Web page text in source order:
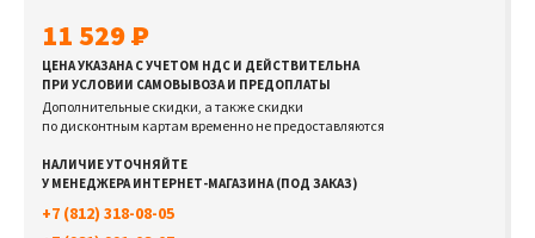
11 529
ЦЕНА УКАЗАНА С УЧЕТОМ НДС И ДЕЙСТВИТЕЛЬНА
ПРИ УСЛОВИИ САМОВЫВОЗА И ПРЕДОПЛАТЫ
Дополнительные скидки, а также скидки
по дисконтным картам временно не предоставляются
НАЛИЧИЕ УТОЧНЯЙТЕ
У МЕНЕДЖЕРА ИНТЕРНЕТ-МАГАЗИНА (ПОД ЗАКАЗ)
+7 (812) 318-08-05